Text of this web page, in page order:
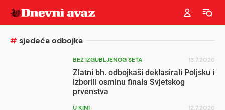
#sjedeća odbojka
BEZ IZGUBLJENOG SETA 13.7.2026
Zlatni bh. odbojkaši deklasirali Poljsku i
izborili osminu finala Svjetskog
prvenstva
U KINI 12.7.2026